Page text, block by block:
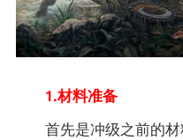
1.材料准备
首先是冲级之前的